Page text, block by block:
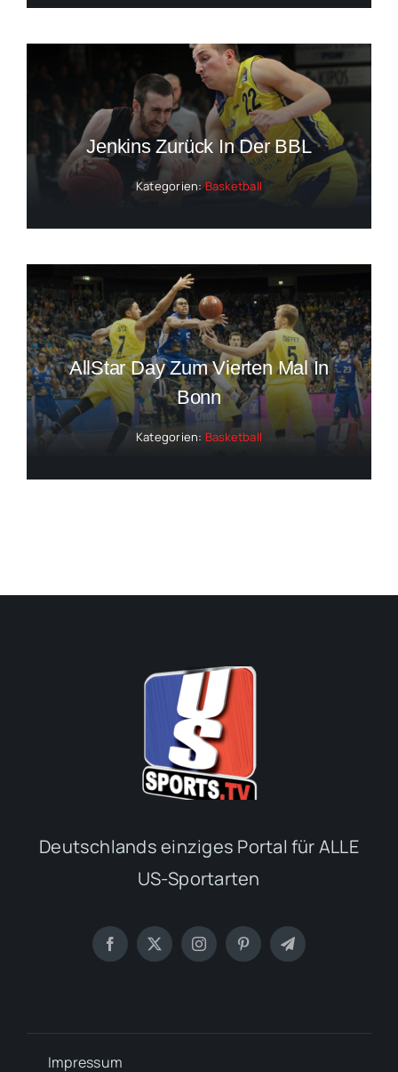
Jenkins Zurück In Der BBL
Kategorien:Basketball
AllStar Day Zum Vierten Mal In
Bonn
Kategorien: Basketball
Deutschlands einziges Portal für ALLE
US-Sportarten
Impressum